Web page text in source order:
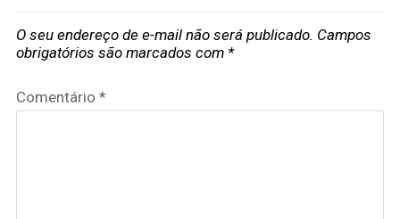
O seu endereço de e-mail não será publicado. Campos
obrigatórios são marcados com *
Comentário *